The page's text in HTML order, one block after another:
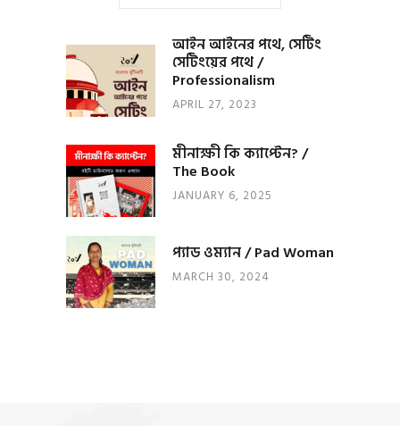
আইন আইনের পথে, সেটিং
সেটিংয়ের পথে /
Professionalism
APRIL 27, 2023
মীনাক্ষী কি ক্যাপ্টেন? /
The Book
JANUARY 6, 2025
প্যাড ওম্যান / Pad Woman
MARCH 30, 2024